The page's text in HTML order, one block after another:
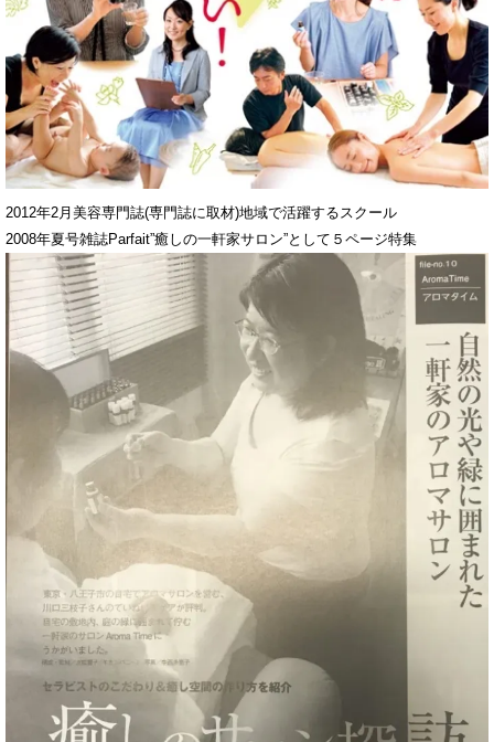
2012年2月美容専門誌(専門誌に取材)地域で活躍するスクール
2008年夏号雑誌Parfait”癒しの一軒家サロン”として５ページ特集